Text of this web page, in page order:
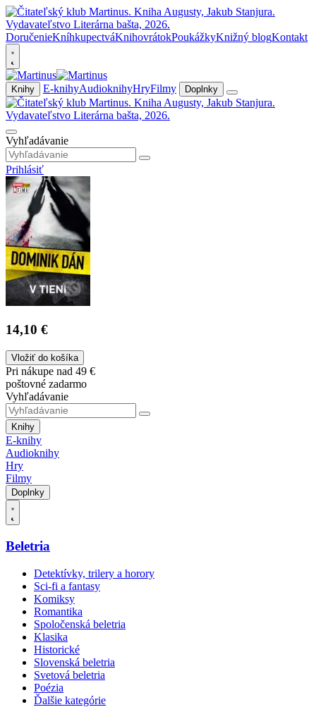
DoručenieKníhkupectváKnihovrátokPoukážkyKnižný blogKontakt
Knihy E-knihyAudioknihyHryFilmy Doplnky
Vyhľadávanie
Prihlásiť
14,10 €
Vložiť do košíka
Pri nákupe nad 49 €
poštovné zadarmo
Vyhľadávanie
Knihy
E-knihy
Audioknihy
Hry
Filmy
Doplnky
Beletria
Detektívky, trilery a horory
Sci-fi a fantasy
Komiksy
Romantika
Spoločenská beletria
Klasika
Historické
Slovenská beletria
Svetová beletria
Poézia
Ďalšie kategórie